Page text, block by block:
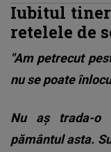
Iubitul
retelele de
"Am petrecut
nu se poate
Nu aș trada-o
pământul asta.